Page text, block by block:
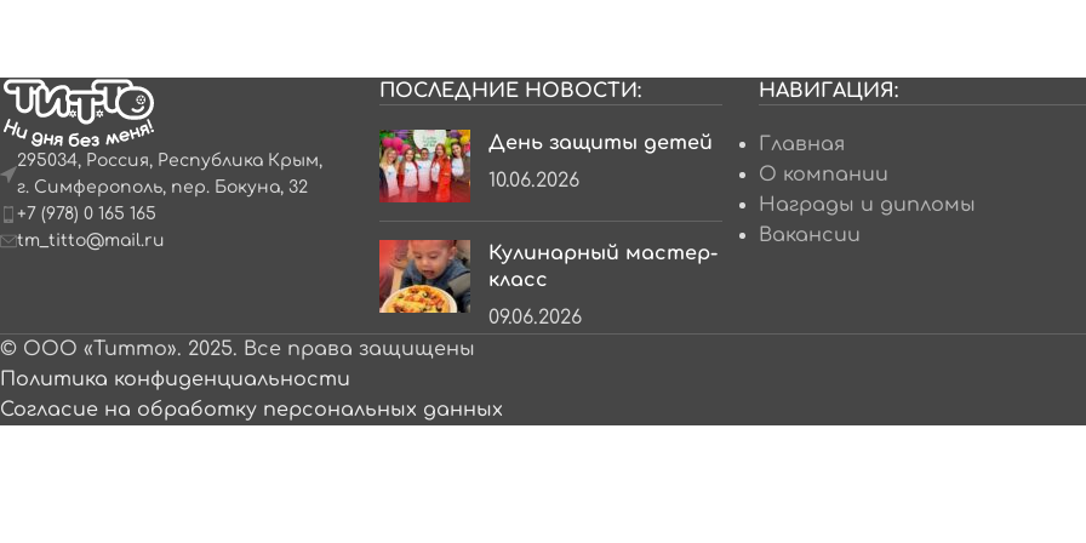
295034, Россия, Республика Крым,
г. Симферополь, пер. Бокуна, 32
+7 (978) 0 165 165
tm_titto@mail.ru
ПОСЛЕДНИЕ НОВОСТИ:
День защиты детей
10.06.2026
Кулинарный мастер-
класс
09.06.2026
НАВИГАЦИЯ:
Главная
О компании
Награды и дипломы
Вакансии
© ООО «Титто». 2025. Все права защищены
Политика конфиденциальности
Согласие на обработку персональных данных